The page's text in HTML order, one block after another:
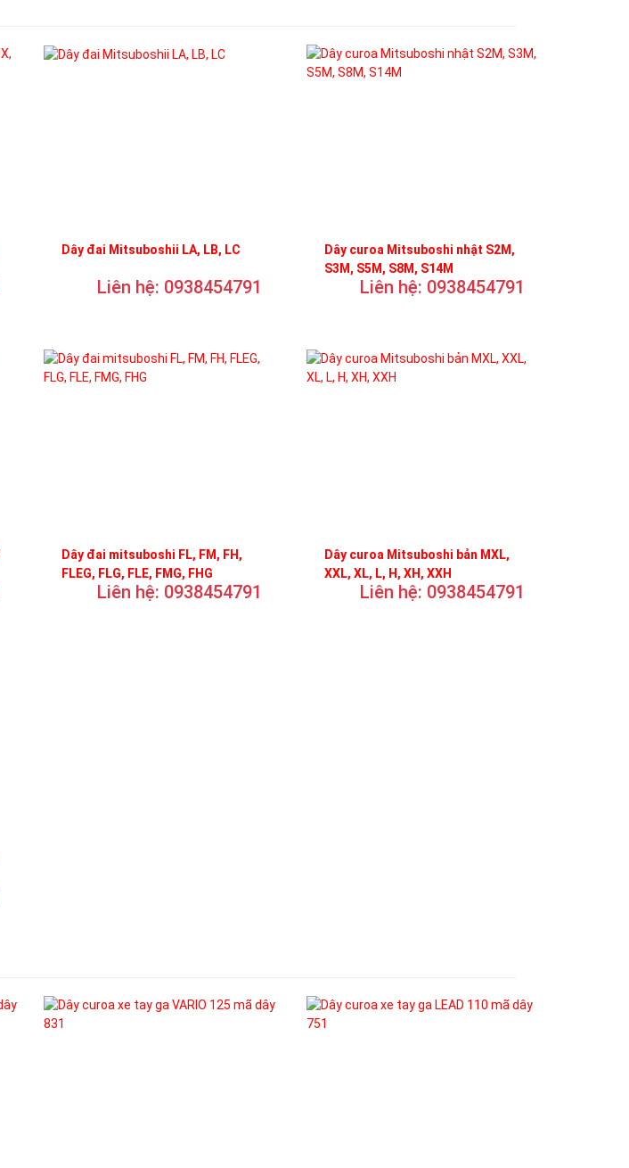
Dây đai Mitsuboshii LA, LB, LC
Liên hệ: 0938454791
Dây curoa Mitsuboshi nhật S2M,
S3M, S5M, S8M, S14M
Liên hệ: 0938454791
Dây đai mitsuboshi FL, FM, FH,
FLEG, FLG, FLE, FMG, FHG
Liên hệ: 0938454791
Dây curoa Mitsuboshi bản MXL,
XXL, XL, L, H, XH, XXH
Liên hệ: 0938454791